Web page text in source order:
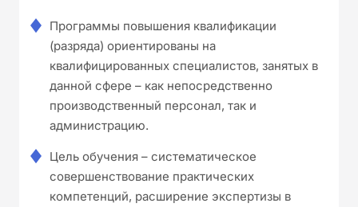
Программы повышения квалификации
(разряда) ориентированы на
квалифицированных специалистов, занятых в
данной сфере – как непосредственно
производственный персонал, так и
администрацию.
Цель обучения – систематическое
совершенствование практических
компетенций, расширение экспертизы в